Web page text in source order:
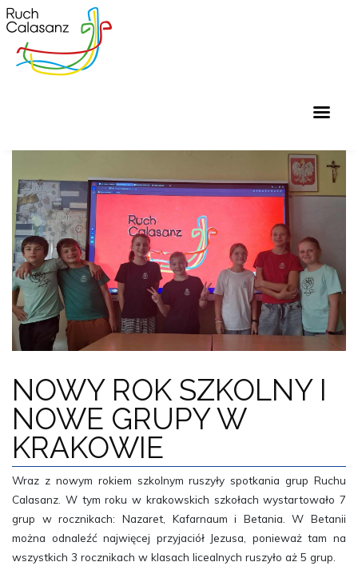
GŁÓWNA
O RUCHU CALASANZ
WIADOMOŚCI
MATERIAŁY
NOWY ROK SZKOLNY I
NOWE GRUPY W
KRAKOWIE
Wraz z nowym rokiem szkolnym ruszyły spotkania grup Ruchu
Calasanz. W tym roku w krakowskich szkołach wystartowało 7
grup w rocznikach: Nazaret, Kafarnaum i Betania. W Betanii
można odnaleźć najwięcej przyjaciół Jezusa, ponieważ tam na
wszystkich 3 rocznikach w klasach licealnych ruszyło aż 5 grup.